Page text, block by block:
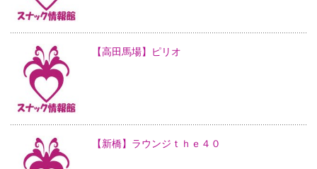
【高田馬場】ピリオ
【新橋】ラウンジｔｈｅ４０